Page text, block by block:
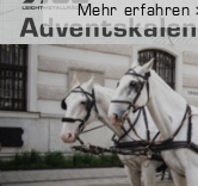
Mehr erfahren